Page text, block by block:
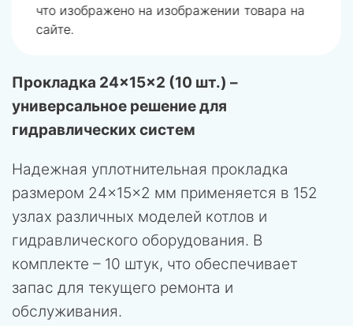
что изображено на изображении товара на
сайте.
Прокладка 24×15×2 (10 шт.) –
универсальное решение для
гидравлических систем
Надежная уплотнительная прокладка
размером 24×15×2 мм применяется в 152
узлах различных моделей котлов и
гидравлического оборудования. В
комплекте – 10 штук, что обеспечивает
запас для текущего ремонта и
обслуживания.